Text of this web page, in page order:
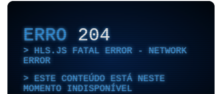
ERRO204
HLS.JS FATAL ERROR - NETWORK
ERROR
ESTE CONTEÚDO ESTÁ NESTE
MOMENTO INDISPONÍVEL